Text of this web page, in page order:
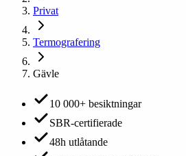
Privat
Termografering
Gävle
10 000+ besiktningar
SBR-certifierade
48h utlåtande